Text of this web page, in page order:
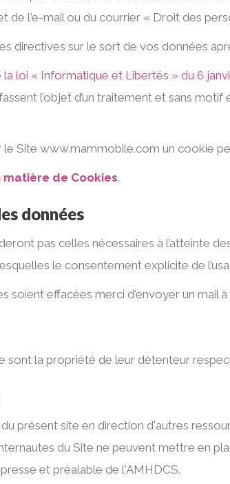
de l'e-mail ou du courrier « Droit des
directives sur le sort de vos données
la loi « Informatique et Libertés » du 6
l’objet d’un traitement et sans
le Site www.mammobile.com un cookie
matière de Cookies.
données
pas celles nécessaires à l’atteinte
le consentement explicite de
soient effacées merci d'envoyer un mail à
sont la propriété de leur détenteur
présent site en direction d'autres
du Site ne peuvent mettre en
et préalable de l'AMHDCS.